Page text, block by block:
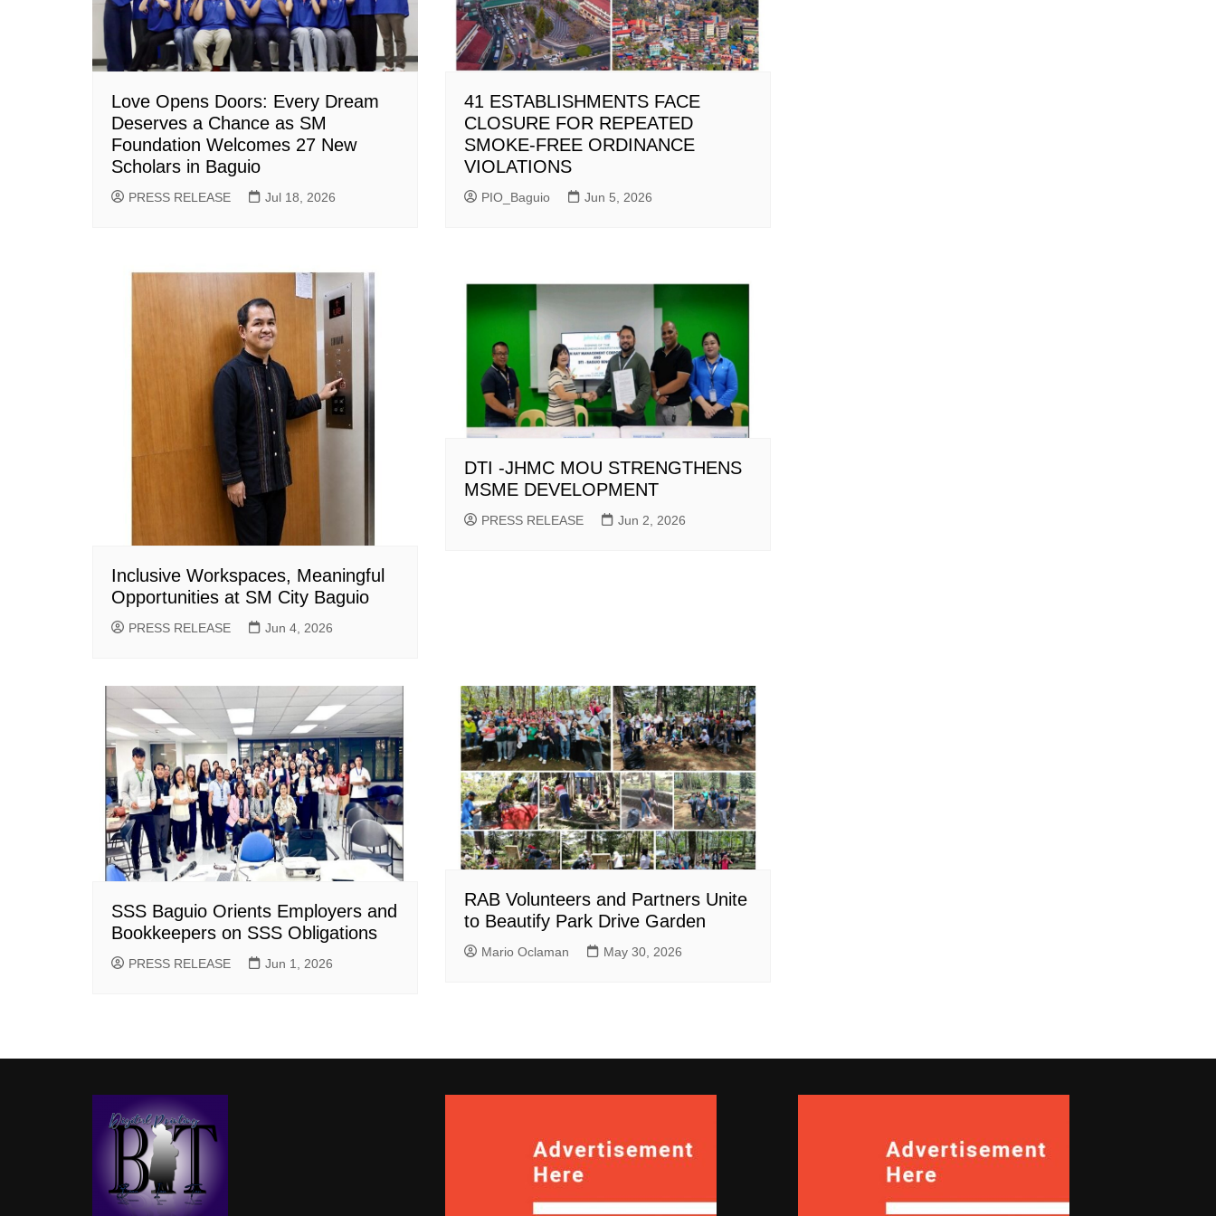
Love Opens Doors: Every Dream
Deserves a Chance as SM
Foundation Welcomes 27 New
Scholars in Baguio
PRESS RELEASE Jul 18, 2026
41 ESTABLISHMENTS FACE
CLOSURE FOR REPEATED
SMOKE-FREE ORDINANCE
VIOLATIONS
PIO_Baguio Jun 5, 2026
Inclusive Workspaces, Meaningful
Opportunities at SM City Baguio
PRESS RELEASE Jun 4, 2026
DTI -JHMC MOU STRENGTHENS
MSME DEVELOPMENT
PRESS RELEASE Jun 2, 2026
SSS Baguio Orients Employers and
Bookkeepers on SSS Obligations
PRESS RELEASE Jun 1, 2026
RAB Volunteers and Partners Unite
to Beautify Park Drive Garden
Mario Oclaman May 30, 2026